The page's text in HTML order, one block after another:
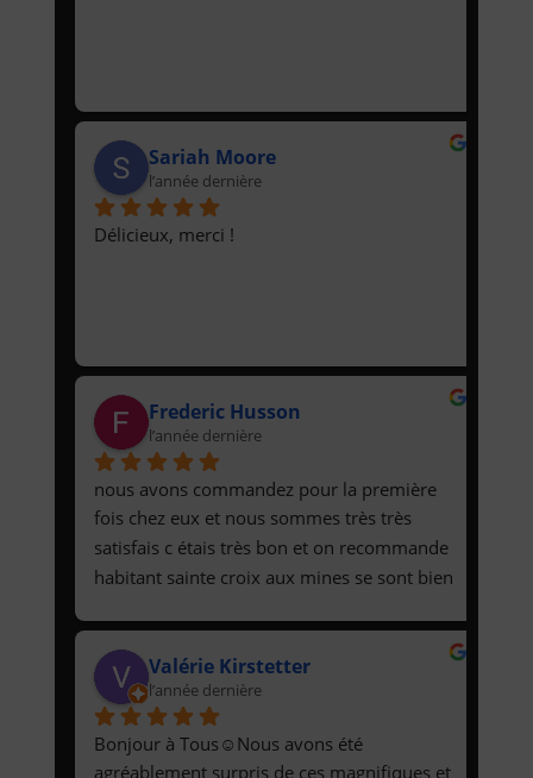
Sariah Moore
l’année dernière
Délicieux, merci !
Frederic Husson
l’année dernière
nous avons commandez pour la première
fois chez eux et nous sommes très très
satisfais c étais très bon et on recommande
habitant sainte croix aux mines se sont bien
encore merci a eux prix raisonnable pas
cher et bien garnis pour deux personnes qui
sont grand mangeur
Valérie Kirstetter
l’année dernière
Bonjour à Tous☺️Nous avons été
agréablement surpris de ces magnifiques et